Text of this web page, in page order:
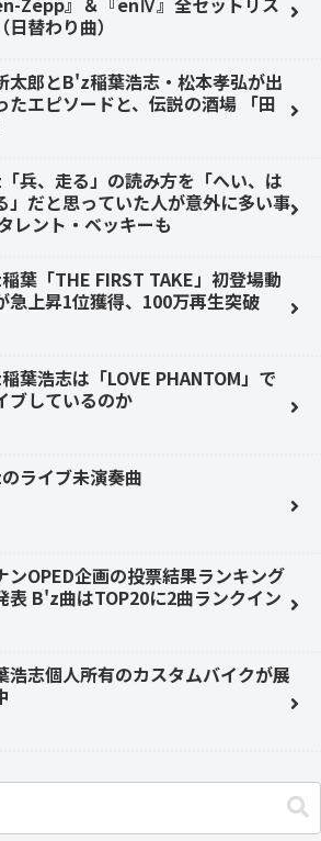
日替わり曲）
太郎とB'z稲葉浩志・松本孝弘が出
たエピソードと、伝説の酒場 「田
兵、走る」の読み方を「へい、は
」だと思っていた人が意外に多い事
レント・ベッキーも
葉「THE FIRST TAKE」初登場動
急上昇1位獲得、100万再生突破
葉浩志は「LOVE PHANTOM」で
ブしているのか
ライブ未演奏曲
ンOPED企画の投票結果ランキング
表 B'z曲はTOP20に2曲ランクイン
浩志個人所有のカスタムバイクが展